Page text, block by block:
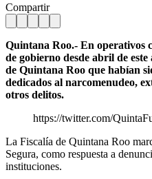
Compartir
Quintana Roo.- En operativos
de gobierno desde abril de
de Quintana Roo que habían
dedicados al narcomenudeo,
otros delitos.
https://twitter.com/
La Fiscalía de Quintana Roo
Segura, como respuesta a
instituciones.